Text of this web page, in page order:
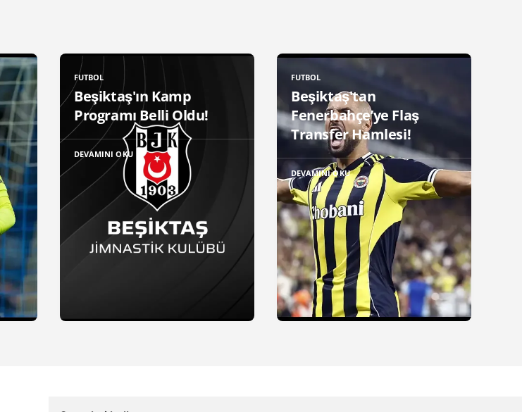
FUTBOL
Beşiktaş'ın Kamp
Programı Belli Oldu!
DEVAMINI OKU
FUTBOL
Beşiktaş'tan
Fenerbahçe’ye Flaş
Transfer Hamlesi!
DEVAMINI OKU